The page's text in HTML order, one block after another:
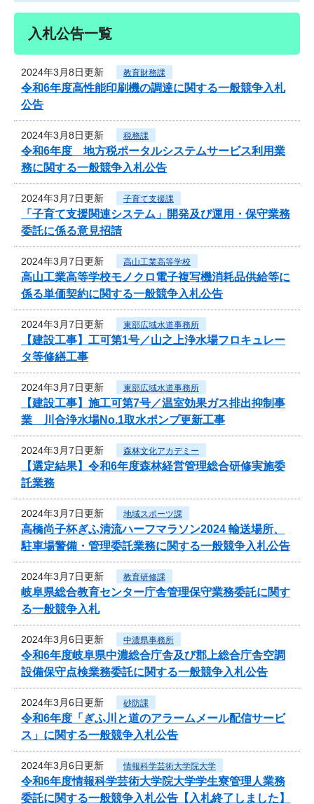
入札公告一覧
2024年3月8日更新 教育財務課
令和6年度高性能印刷機の調達に関する一般競争入札
公告
2024年3月8日更新 税務課
令和6年度 地方税ポータルシステムサービス利用業
務に関する一般競争入札公告
2024年3月7日更新 子育て支援課
「子育て支援関連システム」開発及び運用・保守業務
委託に係る意見招請
2024年3月7日更新 高山工業高等学校
高山工業高等学校モノクロ電子複写機消耗品供給等に
係る単価契約に関する一般競争入札公告
2024年3月7日更新 東部広域水道事務所
【建設工事】工可第1号／山之上浄水場フロキュレー
タ等修繕工事
2024年3月7日更新 東部広域水道事務所
【建設工事】施工可第7号／温室効果ガス排出抑制事
業 川合浄水場No.1取水ポンプ更新工事
2024年3月7日更新 森林文化アカデミー
【選定結果】令和6年度森林経営管理総合研修実施委
託業務
2024年3月7日更新 地域スポーツ課
高橋尚子杯ぎふ清流ハーフマラソン2024 輸送場所、
駐車場警備・管理委託業務に関する一般競争入札公告
2024年3月7日更新 教育研修課
岐阜県総合教育センター庁舎管理保守業務委託に関す
る一般競争入札
2024年3月6日更新 中濃県事務所
令和6年度岐阜県中濃総合庁舎及び郡上総合庁舎空調
設備保守点検業務委託に関する一般競争入札公告
2024年3月6日更新 砂防課
令和6年度「ぎふ川と道のアラームメール配信サービ
ス」に関する一般競争入札公告
2024年3月6日更新 情報科学芸術大学院大学
令和6年度情報科学芸術大学院大学学生寮管理人業務
委託に関する一般競争入札公告【入札終了しました】